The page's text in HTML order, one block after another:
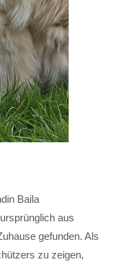
Baila
aus
gefunden. Als
zu zeigen,